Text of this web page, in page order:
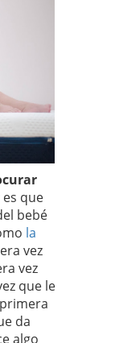
es que
bebé
la
vez
vez
que le
da
algo